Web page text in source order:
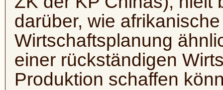
darüber, wie
Wirtschaftsplanung
einer rückständigen
Produktion schaffen